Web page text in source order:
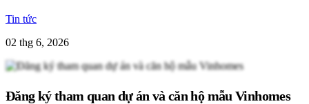
Tin tức
02 thg 6, 2026
Đăng ký tham quan dự án và căn hộ mẫu Vinhomes